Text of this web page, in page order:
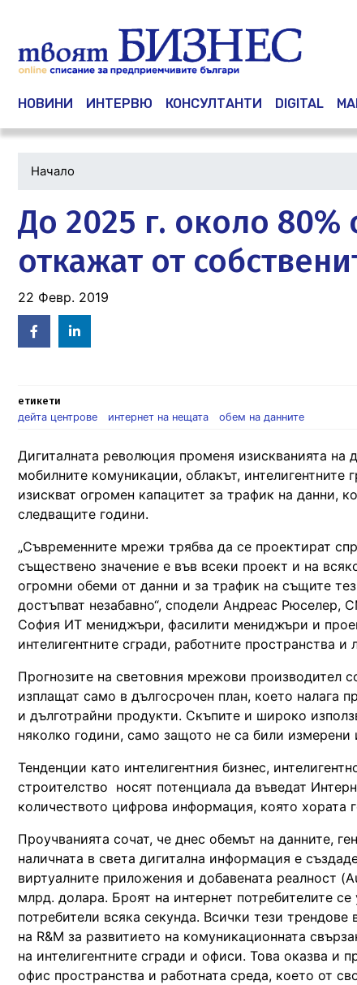
Main navigation
НОВИНИ ИНТЕРВЮ КОНСУЛТАНТИ DIGITAL
Начало
До 2025 г. около
откажат от
22 Февр. 2019
Facebook
in
етикети
дейта центрове
интернет на нещата обем на данните
Дигиталната революция променя изискванията
мобилните комуникации, облакът,
изискват огромен капацитет за трафик на данни,
следващите години.
„Съвременните мрежи трябва да се проектират
съществено значение е във всеки проект и на
огромни обеми от данни и за трафик на същите
достъпват незабавно“, сподели Андреас
София ИТ мениджъри, фасилити мениджъри и
интелигентните сгради, работните пространства и
Прогнозите на световния мрежови производител
изплащат само в дългосрочен план, което налага
и дълготрайни продукти. Скъпите и широко
няколко години, само защото не са били измерени
Тенденции като интелигентния бизнес,
строителство носят потенциала да въведат
количеството цифрова информация, която хората
Проучванията сочат, че днес обемът на данните,
наличната в света дигитална информация е
виртуалните приложения и добавената реалност
млрд. долара. Броят на интернет потребителите
потребители всяка секунда. Всички тези
на R&M за развитието на комуникационната
на интелигентните сгради и офиси. Това оказва и
офис пространства и работната среда, което от